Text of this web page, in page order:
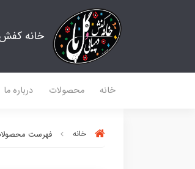
خانه
خانه محصولات درباره ما
خانه فهرست